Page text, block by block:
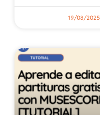
19/08/2025